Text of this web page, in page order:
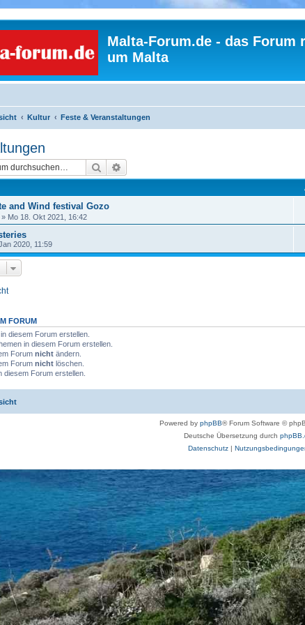
Malta-Forum.de - das Forum
um Malta
Kultur Feste & Veranstaltungen
Suche
and Wind festival Gozo
» Mo 18. Okt 2021, 16:42
2020, 11:59
FORUM
diesem Forum erstellen.
in diesem Forum erstellen.
Forum nicht ändern.
Forum nicht löschen.
diesem Forum erstellen.
Powered by phpBB® Forum Software ©
Deutsche Übersetzung durch
Datenschutz|